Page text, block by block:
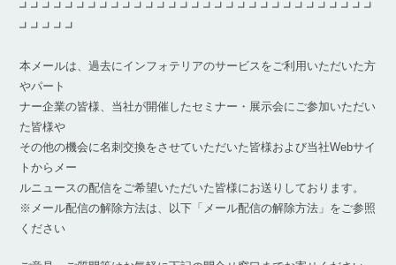
┛┛┛┛┛┛┛┛┛┛┛┛┛┛┛┛┛┛┛┛┛┛┛┛┛┛┛┛┛┛┛
┛┛┛┛┛
本メールは、過去にインフォテリアのサービスをご利用いただいた方
やパート
ナー企業の皆様、当社が開催したセミナー・展示会にご参加いただい
た皆様や
その他の機会に名刺交換をさせていただいた皆様および当社Webサイ
トからメー
ルニュースの配信をご希望いただいた皆様にお送りしております。
※メール配信の解除方法は、以下「メール配信の解除方法」をご参照
ください